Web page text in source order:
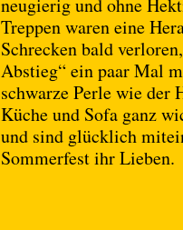
Treppen waren eine
Schrecken bald
Abstieg“ ein paar Mal
schwarze Perle wie der
Küche und Sofa ganz
und sind glücklich
Sommerfest ihr Lieben.